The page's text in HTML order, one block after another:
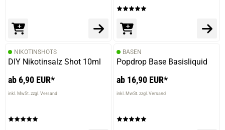
NIKOTINSHOTS
DIY Nikotinsalz Shot 10ml
ab 6,90 EUR*
inkl. MwSt. zzgl. Versand
BASEN
Popdrop Base Basisliquid
ab 16,90 EUR*
inkl. MwSt. zzgl. Versand